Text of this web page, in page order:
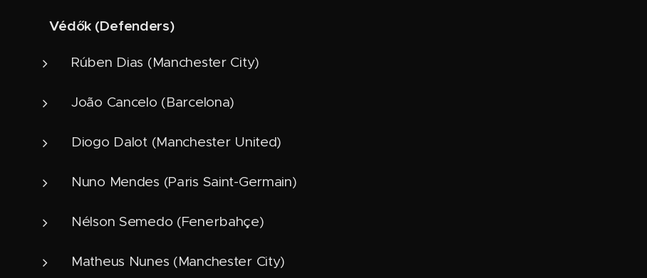
🛡️Védők (Defenders)
Rúben Dias (Manchester City)
João Cancelo (Barcelona)
Diogo Dalot (Manchester United)
Nuno Mendes (Paris Saint-Germain)
Nélson Semedo (Fenerbahçe)
Matheus Nunes (Manchester City)